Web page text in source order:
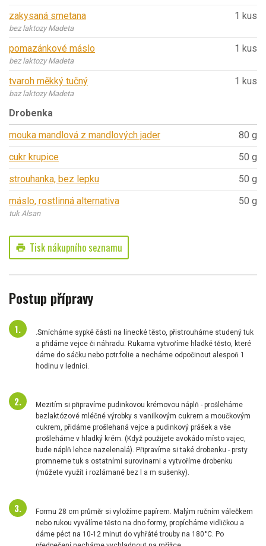
zakysaná smetana
bez laktozy Madeta
1 kus
pomazánkové máslo
bez laktozy Madeta
1 kus
tvaroh měkký tučný
baz laktozy Madeta
1 kus
Drobenka
mouka mandlová z mandlových jader
80 g
cukr krupice
50 g
strouhanka, bez lepku
50 g
máslo, rostlinná alternativa
tuk Alsan
50 g
print Tisk nákupního seznamu
Postup přípravy
.Smícháme sypké části na linecké těsto, přistrouháme studený tuk
a přidáme vejce či náhradu. Rukama vytvoříme hladké těsto, které
dáme do sáčku nebo potr.folie a necháme odpočinout alespoň 1
hodinu v lednici.
Mezitím si připravíme pudinkovou krémovou náplň - prošleháme
bezlaktózové mléčné výrobky s vanilkovým cukrem a moučkovým
cukrem, přidáme prošlehaná vejce a pudinkový prášek a vše
prošleháme v hladký krém. (Když použijete avokádo místo vajec,
bude náplň lehce nazelenalá). Připravíme si také drobenku - prsty
promneme tuk s ostatními surovinami a vytvoříme drobenku
(můžete využít i rozlámané bez l a m sušenky).
Formu 28 cm průměr si vyložíme papírem. Malým ručním válečkem
nebo rukou vyválíme těsto na dno formy, propícháme vidličkou a
dáme péct na 10-12 minut do vyhřáté trouby na 180°C. Po